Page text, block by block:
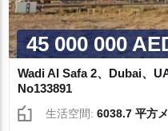
45 000 000
Wadi Al Safa 2、Dubai、
No133891
生活空間:6038.7 平方